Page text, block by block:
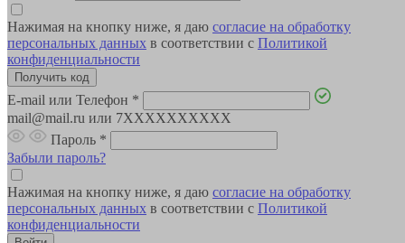
Нажимая на кнопку ниже, я даю согласие на обработку
персональных данных в соответствии с Политикой
конфиденциальности
E-mail или Телефон *
mail@mail.ru или 7XXXXXXXXXX
Пароль *
Забыли пароль?
Нажимая на кнопку ниже, я даю согласие на обработку
персональных данных в соответствии с Политикой
конфиденциальности